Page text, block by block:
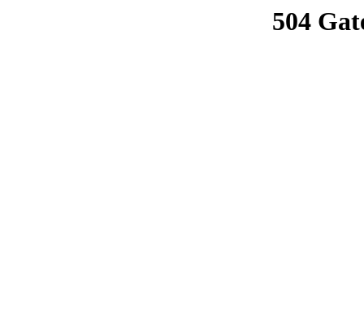
504